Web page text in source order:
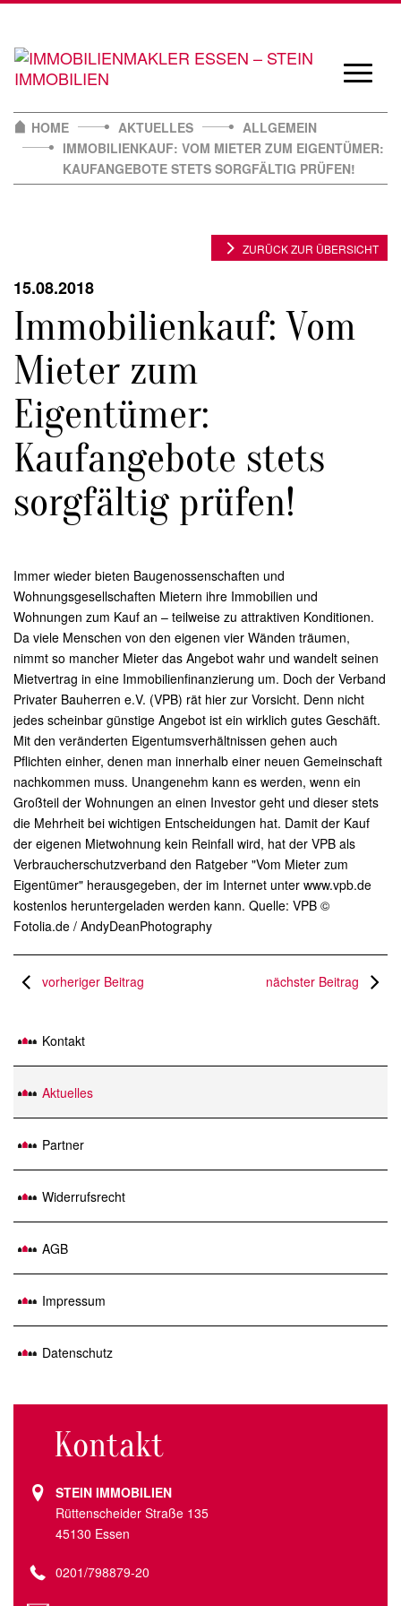
content
öffnen/
HOME
AKTUELLES
ALLGEMEIN
IMMOBILIENKAUF: VOM MIETER ZUM EIGENTÜMER:
KAUFANGEBOTE STETS SORGFÄLTIG PRÜFEN!
15.08.2018
Immobilienkauf: Vom
Mieter zum
Eigentümer:
Kaufangebote stets
sorgfältig prüfen!
ZURÜCK ZUR ÜBERSICHT
Immer wieder bieten Baugenossenschaften und
Wohnungsgesellschaften Mietern ihre Immobilien und
Wohnungen zum Kauf an – teilweise zu attraktiven Konditionen.
Da viele Menschen von den eigenen vier Wänden träumen,
nimmt so mancher Mieter das Angebot wahr und wandelt seinen
Mietvertrag in eine Immobilienfinanzierung um. Doch der Verband
Privater Bauherren e.V. (VPB) rät hier zur Vorsicht. Denn nicht
jedes scheinbar günstige Angebot ist ein wirklich gutes Geschäft.
Mit den veränderten Eigentumsverhältnissen gehen auch
Pflichten einher, denen man innerhalb einer neuen Gemeinschaft
nachkommen muss. Unangenehm kann es werden, wenn ein
Großteil der Wohnungen an einen Investor geht und dieser stets
die Mehrheit bei wichtigen Entscheidungen hat. Damit der Kauf
der eigenen Mietwohnung kein Reinfall wird, hat der VPB als
Verbraucherschutzverband den Ratgeber "Vom Mieter zum
Eigentümer" herausgegeben, der im Internet unter www.vpb.de
kostenlos heruntergeladen werden kann. Quelle: VPB ©
Fotolia.de / AndyDeanPhotography
vorheriger Beitrag nächster Beitrag
Kontakt
Aktuelles
Partner
Widerrufsrecht
AGB
Impressum
Datenschutz
Kontakt
STEIN IMMOBILIEN
Rüttenscheider Straße 135
45130 Essen
0201/798879-20